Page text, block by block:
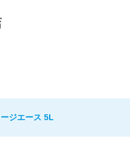
ジエース 5L